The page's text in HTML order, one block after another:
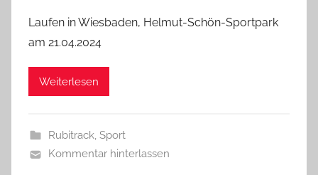
Laufen in Wiesbaden, Helmut-Schön-Sportpark
am 21.04.2024
Weiterlesen
Rubitrack, Sport
Kommentar hinterlassen